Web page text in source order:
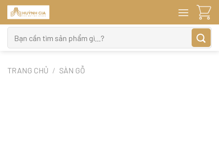
Bỏ
qua
nội
dung
kiếm:
TRANG CHỦ / SÀN GỖ